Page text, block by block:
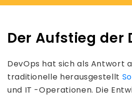
Der Aufstieg der
DevOps hat sich als Antwort
traditionelle herausgestellt
und IT -Operationen. Die